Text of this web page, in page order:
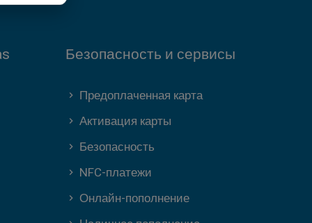
Безопасность и сервисы
Предоплаченная карта
Активация карты
Безопасность
NFC-платежи
Онлайн-пополнение